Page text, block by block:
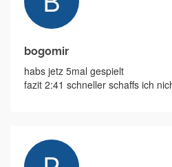
bogomir
habs jetz 5mal gespielt
fazit 2:41 schneller schaffs ich